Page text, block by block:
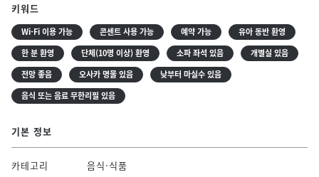
키워드
Wi-Fi 이용 가능 콘센트 사용 가능 예약 가능
유아 동반 환영
한 분 환영
단체(10명 이상) 환영 소파 좌석 있음
개별실 있음
전망 좋음
오사카 명물 있음
낮부터 마실수 있음
음식 또는 음료 무한리필 있음
기본 정보
카테고리 음식·식품